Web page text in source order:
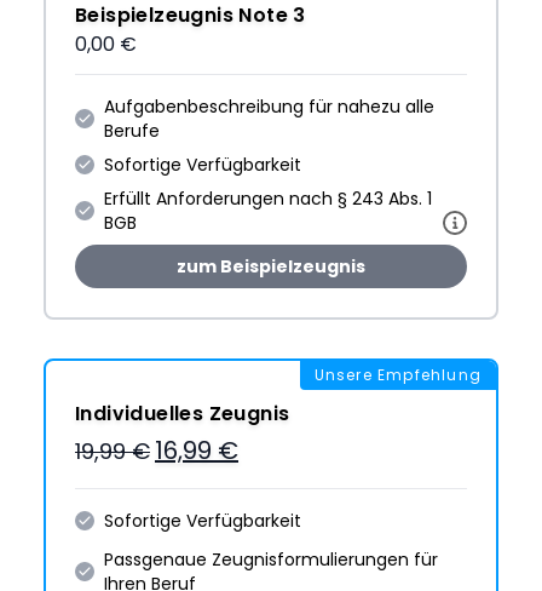
Beispielzeugnis Note 3
0,00 €
Aufgabenbeschreibung für nahezu alle
Berufe
Sofortige Verfügbarkeit
Erfüllt Anforderungen nach § 243 Abs. 1
BGB
zum Beispielzeugnis
Unsere Empfehlung
Individuelles Zeugnis
19,99 € 16,99 €
Sofortige Verfügbarkeit
Passgenaue Zeugnis­formulie­rungen für
Ihren Beruf